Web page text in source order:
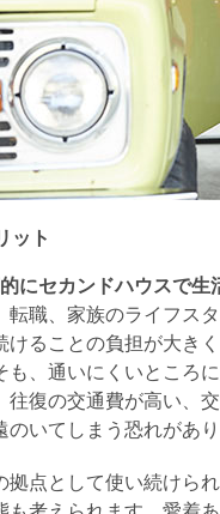
ット
的にセカンドハウスで
転職、家族のライフス
けることの負担が大き
も、通いにくいところ
往復の交通費が高い、
のいてしまう恐れがあり
拠点として使い続けら